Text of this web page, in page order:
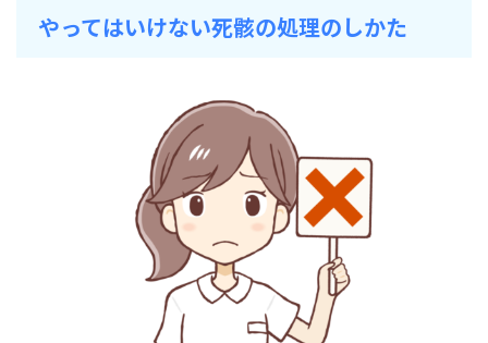
やってはいけない死骸の処理のしかた